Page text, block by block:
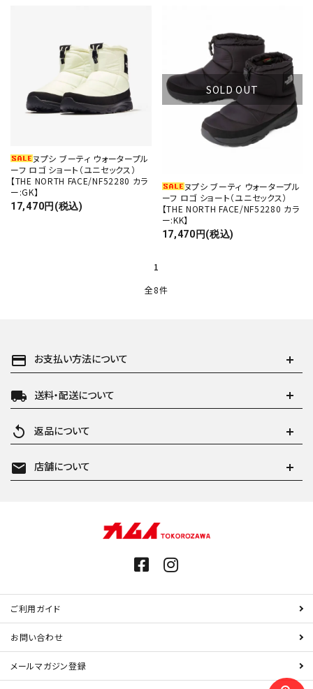
ヌプシ ブーティ ウォータープル
ーフ ロゴ ショート（ユニセックス）
【THE NORTH FACE/NF52280 カラ
ー:GK】
17,470円(税込)
SOLD OUT
ヌプシ ブーティ ウォータープル
ーフ ロゴ ショート（ユニセックス）
【THE NORTH FACE/NF52280 カラ
ー:KK】
17,470円(税込)
1
全8件
payment お支払い方法について
local_shipping 送料・配送について
replay 返品について
mail 店舗について
ご利用ガイド
お問い合わせ
メールマガジン登録